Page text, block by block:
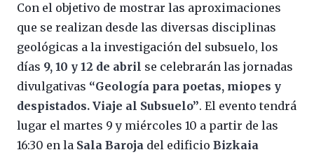
Con el objetivo de mostrar las aproximaciones
que se realizan desde las diversas disciplinas
geológicas a la investigación del subsuelo, los
días 9, 10 y 12 de abril se celebrarán las jornadas
divulgativas “Geología para poetas, miopes y
despistados. Viaje al Subsuelo”. El evento tendrá
lugar el martes 9 y miércoles 10 a partir de las
16:30 en la Sala Baroja del edificio Bizkaia